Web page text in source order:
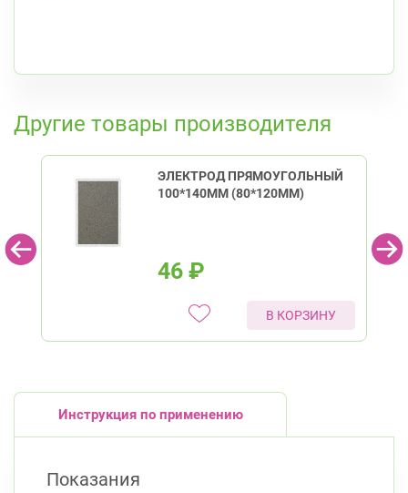
Другие товары производителя
ЭЛЕКТРОД ПРЯМОУГОЛЬНЫЙ
100*140ММ (80*120ММ)
46 ₽
В КОРЗИНУ
Инструкция по применению
Показания